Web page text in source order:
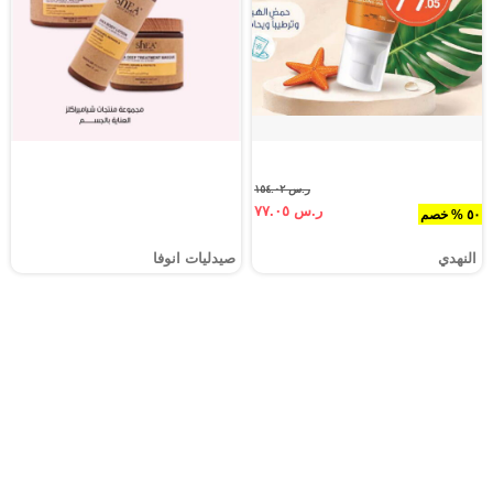
٥٠ % خصم
ر.س ١٥٤.٠٢
ر.س ٧٧.٠٥
النهدي صيدليات انوفا